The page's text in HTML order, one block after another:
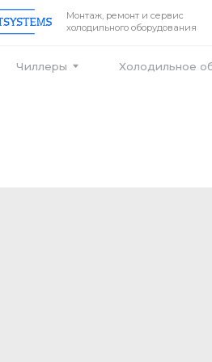
Монтаж, ремонт и сервис
холодильного оборудования